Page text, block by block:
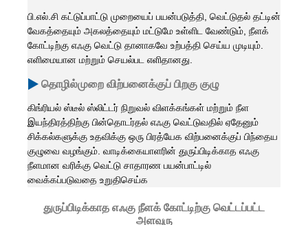
பி.எல்.சி கட்டுப்பாட்டு முறையைப் பயன்படுத்தி, வெட்டுதல் தட்டின்
வேகத்தையும் அகலத்தையும் மட்டுமே உள்ளிட வேண்டும், நீளக்
கோட்டிற்கு எஃகு வெட்டு தானாகவே உற்பத்தி செய்ய முடியும்.
எளிமையான மற்றும் செயல்பட எளிதானது.
தொழில்முறை விற்பனைக்குப் பிறகு குழு
கிங்ரியல் ஸ்டீல் ஸ்லிட்டர் நிறுவல் விளக்கங்கள் மற்றும் நீள
இயந்திரத்திற்கு பின்தொடர்தல் எஃகு வெட்டுவதில் ஏதேனும்
சிக்கல்களுக்கு உதவிக்கு ஒரு பிரத்யேக விற்பனைக்குப் பிந்தைய
குழுவை வழங்கும். வாடிக்கையாளரின் துருப்பிடிக்காத எஃகு
நீளமான வரிக்கு வெட்டு சாதாரண பயன்பாட்டில்
வைக்கப்படுவதை உறுதிசெய்க
துருப்பிடிக்காத எஃகு நீளக் கோட்டிற்கு வெட்டப்பட்ட
அளவுரு